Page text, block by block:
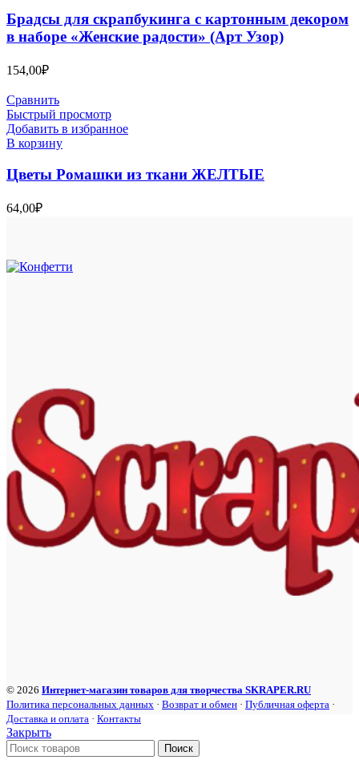
Брадсы для скрапбукинга с картонным декором
в наборе «Женские радости» (Арт Узор)
154,00₽
Сравнить
Быстрый просмотр
Добавить в избранное
В корзину
Цветы Ромашки из ткани ЖЕЛТЫЕ
64,00₽
© 2026 Интернет-магазин товаров для творчества SKRAPER.RU
Политика персональных данных · Возврат и обмен · Публичная оферта ·
Доставка и оплата · Контакты
Закрыть
Поиск